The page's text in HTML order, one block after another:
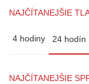
NAJČÍTANEJŠIE
4 hodiny 24 hodín
NAJČÍTANEJŠIE